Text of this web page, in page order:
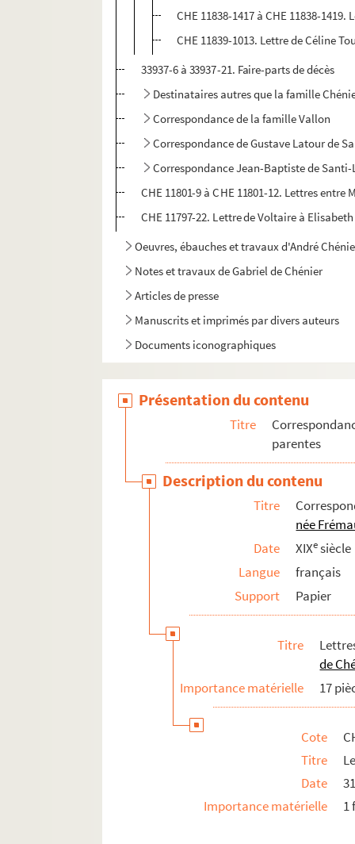
CHE 11838-1417 à CHE 11838-
CHE 11839-1013. Lettre de Céline
33937-6 à 33937-21. Faire-parts de décès
Destinataires autres que la famille
Correspondance de la famille Vallon
Correspondance de Gustave Latour de
Correspondance Jean-Baptiste de
CHE 11801-9 à CHE 11801-12. Lettres
CHE 11797-22. Lettre de Voltaire à
Oeuvres, ébauches et travaux d'André
Notes et travaux de Gabriel de Chénier
Articles de presse
Manuscrits et imprimés par divers auteurs
Documents iconographiques
Présentation du contenu
Titre
parentes
Description du contenu
Titre
née
Date
XIXesiècle
Langue
français
Support
Papier
Titre
de
Importance matérielle
17
Cote
Titre
Date
Importance matérielle
1